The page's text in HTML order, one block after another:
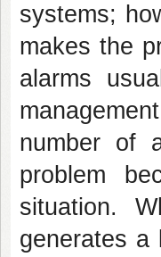
systems;
makes the
alarms
number of
problem
situation.
generates a